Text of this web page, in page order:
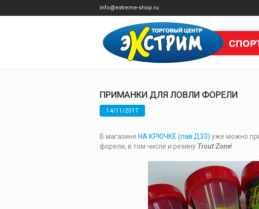
info@extreme-shop.ru
ПРИМАНКИ ДЛЯ ЛОВЛИ ФОРЕЛИ
14/11/2017
В магазине НА КРЮЧКЕ (пав.Д33) уже можно
форели, в том числе и резину Trout Zone!